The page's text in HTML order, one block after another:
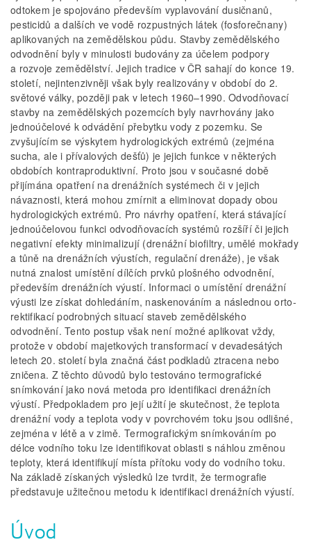
odtokem je spojováno především vyplavování dusičnanů,
pesticidů a dalších ve vodě rozpustných látek (fosforečnany)
aplikovaných na zemědělskou půdu. Stavby zemědělského
odvodnění byly v minulosti budovány za účelem podpory
a rozvoje zemědělství. Jejich tradice v ČR sahají do konce 19.
století, nejintenzivněji však byly realizovány v období do 2.
světové války, později pak v letech 1960–1990. Odvodňovací
stavby na zemědělských pozemcích byly navrhovány jako
jednoúčelové k odvádění přebytku vody z pozemku. Se
zvyšujícím se výskytem hydrologických extrémů (zejména
sucha, ale i přívalových dešťů) je jejich funkce v některých
obdobích kontraproduktivní. Proto jsou v současné době
přijímána opatření na drenážních systémech či v jejich
návaznosti, která mohou zmírnit a eliminovat dopady obou
hydrologických extrémů. Pro návrhy opatření, která stávající
jednoúčelovou funkci odvodňovacích systémů rozšíří či jejich
negativní efekty minimalizují (drenážní biofiltry, umělé mokřady
a tůně na drenážních výustích, regulační drenáže), je však
nutná znalost umístění dílčích prvků plošného odvodnění,
především drenážních výustí. Informaci o umístění drenážní
výusti lze získat dohledáním, naskenováním a následnou orto-
rektifikací podrobných situací staveb zemědělského
odvodnění. Tento postup však není možné aplikovat vždy,
protože v období majetkových transformací v devadesátých
letech 20. století byla značná část podkladů ztracena nebo
zničena. Z těchto důvodů bylo testováno termografické
snímkování jako nová metoda pro identifikaci drenážních
výustí. Předpokladem pro její užití je skutečnost, že teplota
drenážní vody a teplota vody v povrchovém toku jsou odlišné,
zejména v létě a v zimě. Termografickým snímkováním po
délce vodního toku lze identifikovat oblasti s náhlou změnou
teploty, která identifikují místa přítoku vody do vodního toku.
Na základě získaných výsledků lze tvrdit, že termografie
představuje užitečnou metodu k identifikaci drenážních výustí.
Úvod